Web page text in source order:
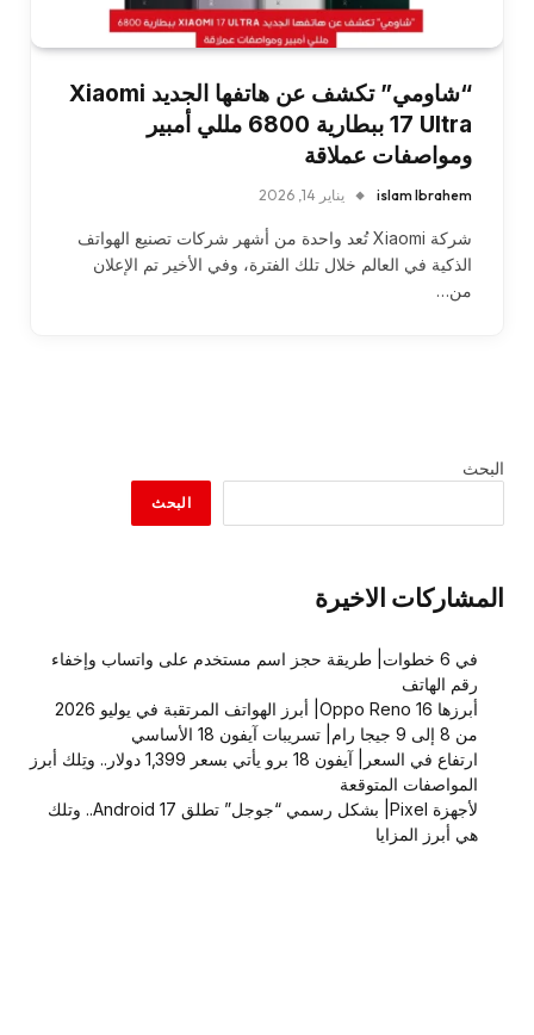
“شاومي” تكشف عن هاتفها الجديد Xiaomi
17 Ultra ببطارية 6800 مللي أمبير
ومواصفات عملاقة
islam Ibrahem يناير 14, 2026
شركة Xiaomi تُعد واحدة من أشهر شركات تصنيع الهواتف
الذكية في العالم خلال تلك الفترة، وفي الأخير تم الإعلان
من…
البحث
البحث
المشاركات الاخيرة
في 6 خطوات| طريقة حجز اسم مستخدم على واتساب وإخفاء
رقم الهاتف
أبرزها Oppo Reno 16| أبرز الهواتف المرتقبة في يوليو 2026
من 8 إلى 9 جيجا رام| تسريبات آيفون 18 الأساسي
ارتفاع في السعر| آيفون 18 برو يأتي بسعر 1,399 دولار.. وتِلك أبرز
المواصفات المتوقعة
لأجهزة Pixel| بشكل رسمي “جوجل” تطلق Android 17.. وتلك
هي أبرز المزايا